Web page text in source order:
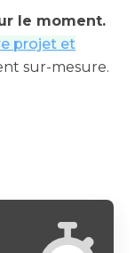
le moment.
projet et
sur-mesure.